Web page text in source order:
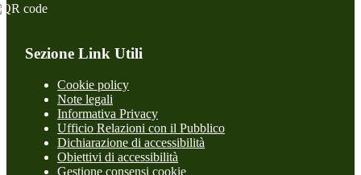
Sezione Link Utili
Cookie policy
Note legali
Informativa Privacy
Ufficio Relazioni con il Pubblico
Dichiarazione di accessibilità
Obiettivi di accessibilità
Gestione consensi cookie